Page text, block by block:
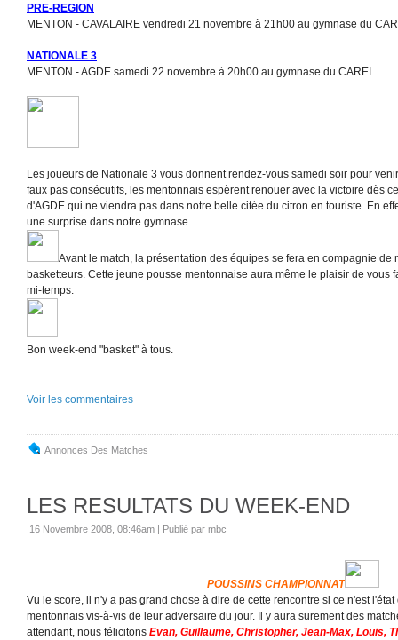
PRE-REGION
MENTON - CAVALAIRE vendredi 21 novembre à 21h00 au gymnase du
NATIONALE 3
MENTON - AGDE samedi 22 novembre à 20h00 au gymnase du CAREI
Les joueurs de Nationale 3 vous donnent rendez-vous samedi soir pour
faux pas consécutifs, les mentonnais espèrent renouer avec la victoire dès
d'AGDE qui ne viendra pas dans notre belle citée du citron en touriste. En
une surprise dans notre gymnase.
Avant le match, la présentation des équipes se fera en compagnie de
basketteurs. Cette jeune pousse mentonnaise aura même le plaisir de vous
mi-temps.
Bon week-end "basket" à tous.
Voir les commentaires
Annonces Des Matches
LES RESULTATS DU WEEK-END
16 Novembre 2008, 08:46am | Publié par mbc
POUSSINS CHAMPIONNAT
Vu le score, il n'y a pas grand chose à dire de cette rencontre si ce n'est
mentonnais vis-à-vis de leur adversaire du jour. Il y aura surement des
attendant, nous félicitons Evan, Guillaume, Christopher, Jean-Max, Louis,